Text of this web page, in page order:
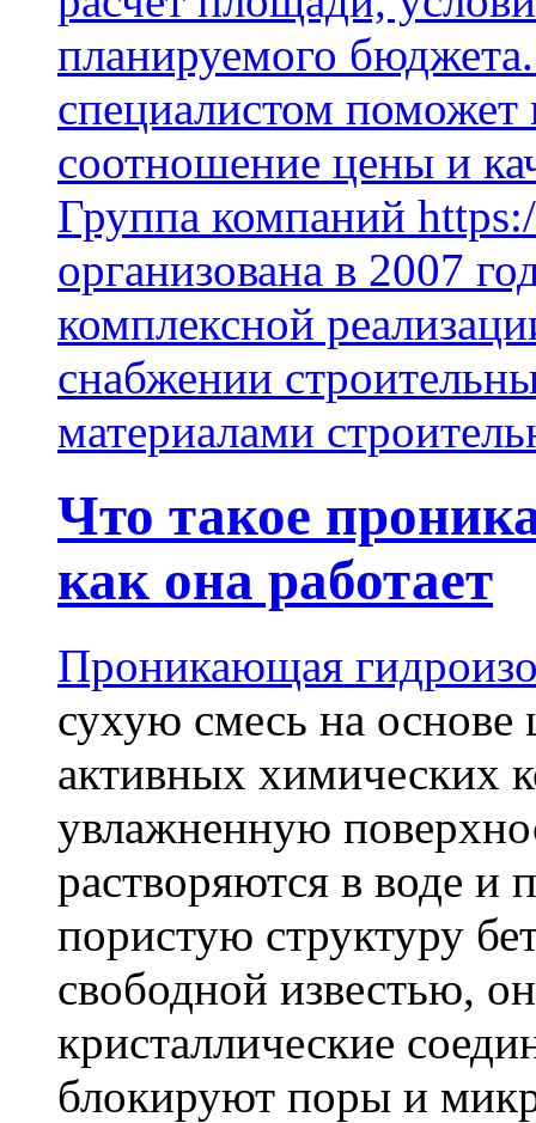
планируемого
специалистом поможет
соотношение цены и
Группа компаний
организована в 2007
комплексной
снабжении
материалами
Что такое
как она работает
Проникающая
сухую смесь на основе
активных химических
увлажненную
растворяются в воде и
пористую структуру
свободной известью,
кристаллические
блокируют поры и